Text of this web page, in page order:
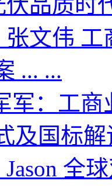
品质时
文伟
... ...
军：工
及国标解
全